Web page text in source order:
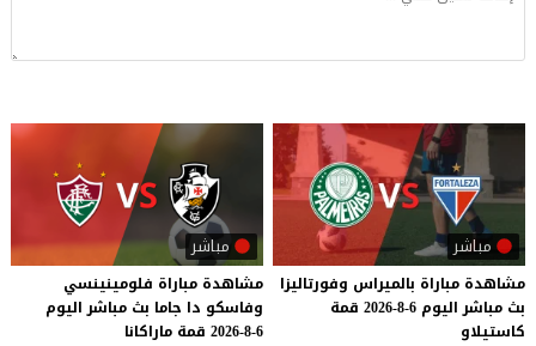
مباشر
مشاهدة مباراة بالميراس وفورتاليزا
بث مباشر اليوم 6-8-2026
قمة
كاستيلاو
مباشر
مشاهدة مباراة فلومينينسي
وفاسكو دا جاما بث مباشر اليوم
6-8-2026
قمة ماراكانا